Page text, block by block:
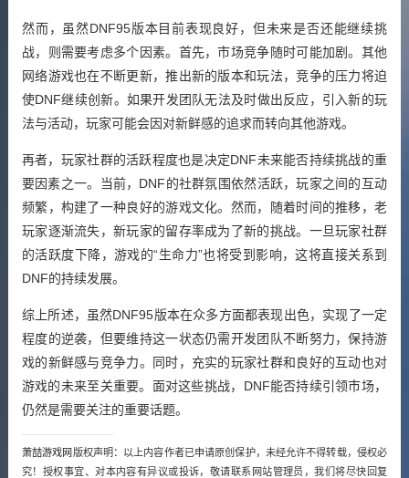
然而，虽然DNF95版本目前表现良好，但未来是否还能继续挑
战，则需要考虑多个因素。首先，市场竞争随时可能加剧。其他
网络游戏也在不断更新，推出新的版本和玩法，竞争的压力将迫
使DNF继续创新。如果开发团队无法及时做出反应，引入新的玩
法与活动，玩家可能会因对新鲜感的追求而转向其他游戏。
再者，玩家社群的活跃程度也是决定DNF未来能否持续挑战的重
要因素之一。当前，DNF的社群氛围依然活跃，玩家之间的互动
频繁，构建了一种良好的游戏文化。然而，随着时间的推移，老
玩家逐渐流失，新玩家的留存率成为了新的挑战。一旦玩家社群
的活跃度下降，游戏的“生命力”也将受到影响，这将直接关系到
DNF的持续发展。
综上所述，虽然DNF95版本在众多方面都表现出色，实现了一定
程度的逆袭，但要维持这一状态仍需开发团队不断努力，保持游
戏的新鲜感与竞争力。同时，充实的玩家社群和良好的互动也对
游戏的未来至关重要。面对这些挑战，DNF能否持续引领市场，
仍然是需要关注的重要话题。
萧喆游戏网版权声明：以上内容作者已申请原创保护，未经允许不得转载，侵权必
究！授权事宜、对本内容有异议或投诉，敬请联系网站管理员，我们将尽快回复